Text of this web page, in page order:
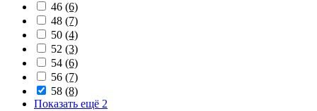
46 (6)
48 (7)
50 (4)
52 (3)
54 (6)
56 (7)
58 (8)
Показать ещё 2